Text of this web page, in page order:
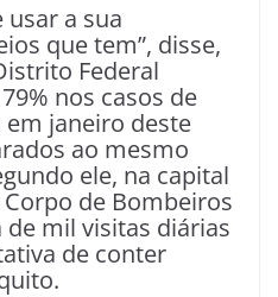
usar a sua
que tem”, disse,
Federal
nos casos de
janeiro deste
ao mesmo
ele, na capital
de Bombeiros
mil visitas diárias
de conter